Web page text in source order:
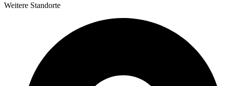
Weitere Standorte